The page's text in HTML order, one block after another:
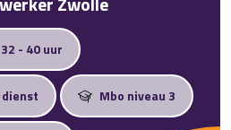
vandaag nog!
32 - 40 uur
Mbo niveau 3